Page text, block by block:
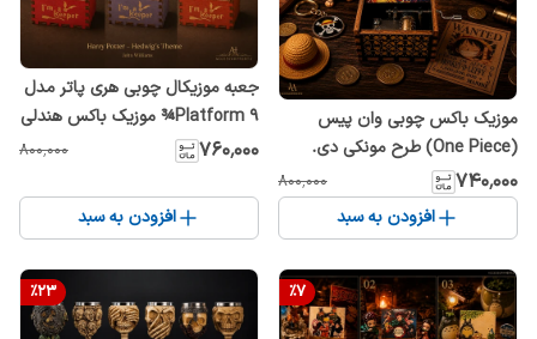
موزیک باکس چوبی وان پیس
(One Piece) طرح مونکی دی.
لوفی | جعبه موزیکال کوکی دستی
انیمه | هدیه کلکسیونی طرفداران
لوفی
۷۴۰٬۰۰۰ ۸۰۰٬۰۰۰
افزودن به سبد
جعبه موزیکال چوبی هری پاتر مدل
Platform 9¾ موزیک باکس هندلی
طرح ایستگاه کینگز کراس با ملودی
Harry Potter
۷۶۰٬۰۰۰ ۸۰۰٬۰۰۰
افزودن به سبد
%7
%23